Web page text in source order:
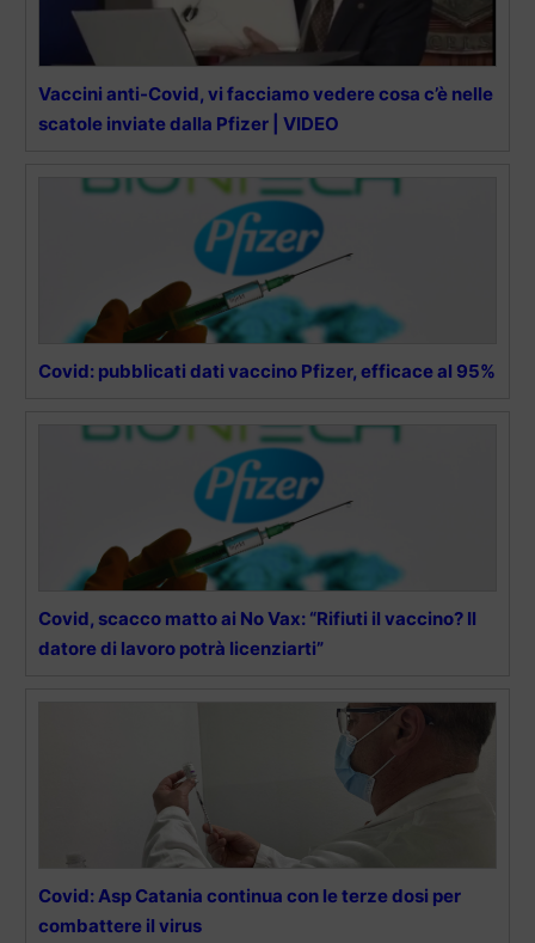
Vaccini anti-Covid, vi facciamo vedere cosa c’è nelle
scatole inviate dalla Pfizer | VIDEO
Covid: pubblicati dati vaccino Pfizer, efficace al 95%
Covid, scacco matto ai No Vax: “Rifiuti il vaccino? Il
datore di lavoro potrà licenziarti”
Covid: Asp Catania continua con le terze dosi per
combattere il virus